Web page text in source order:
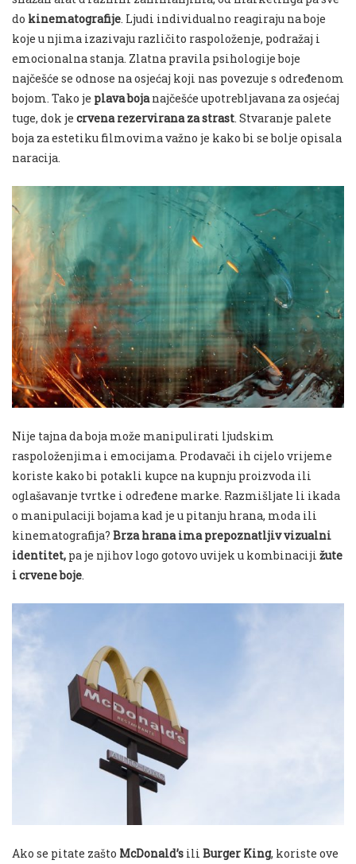
do kinematografije. Ljudi individualno reagiraju na boje
koje u njima izazivaju različito raspoloženje, podražaj i
emocionalna stanja. Zlatna pravila psihologije boje
najčešće se odnose na osjećaj koji nas povezuje s određenom
bojom. Tako je plava bojanajčešće upotrebljavana za osjećaj
tuge, dok je crvena rezervirana za strast. Stvaranje palete
boja za estetiku filmovima važno je kako bi se bolje opisala
naracija.
Nije tajna da boja može manipulirati ljudskim
raspoloženjima i emocijama. Prodavači ih cijelo vrijeme
koriste kako bi potakli kupce na kupnju proizvoda ili
oglašavanje tvrtke i određene marke. Razmišljate li ikada
o manipulaciji bojama kad je u pitanju hrana, moda ili
kinematografija? Brza hrana ima prepoznatljiv vizualni
identitet, pa je njihov logo gotovo uvijek u kombinaciji žute
i crvene boje.
Ako se pitate zašto McDonald’s ili Burger King, koriste ove